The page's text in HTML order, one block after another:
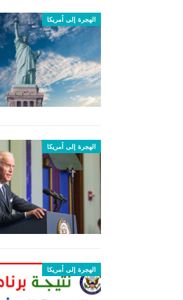
الهجرة إلى أمريكا
الهجرة إلى أمريكا
الهجرة إلى أمريكا